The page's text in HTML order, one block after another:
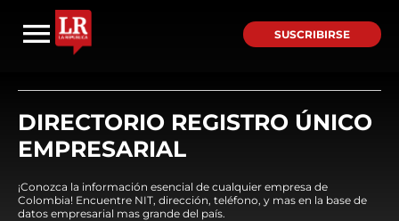
SUSCRIBIRSE
DIRECTORIO REGISTRO ÚNICO
EMPRESARIAL
¡Conozca la información esencial de cualquier empresa de
Colombia! Encuentre NIT, dirección, teléfono, y mas en la base de
datos empresarial mas grande del país.